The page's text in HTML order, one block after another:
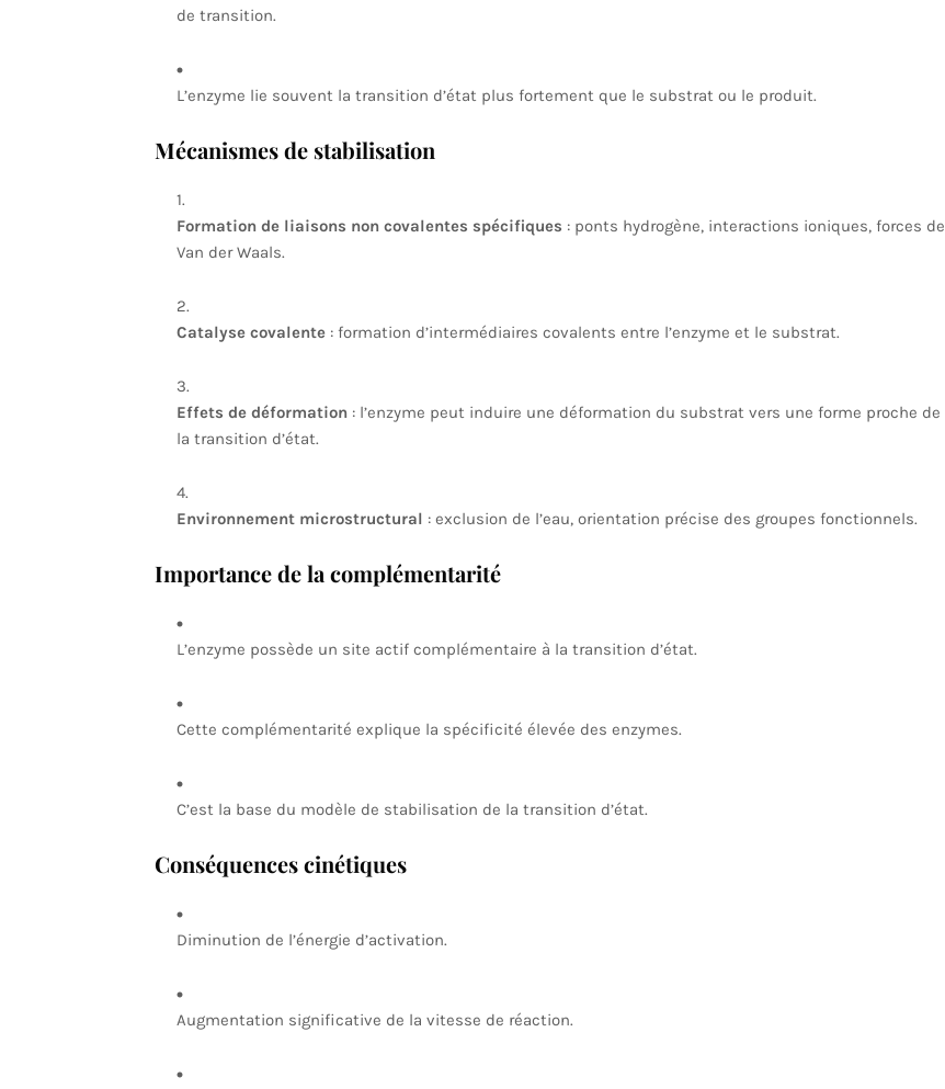
de transition.
L’enzyme lie souvent la transition d’état plus fortement que le substrat ou le produit.
Mécanismes de stabilisation
Formation de liaisons non covalentes spécifiques : ponts hydrogène, interactions ioniques, forces de
Van der Waals.
Catalyse covalente: formation d’intermédiaires covalents entre l’enzyme et le substrat.
Effets de déformation: l’enzyme peut induire une déformation du substrat vers une forme proche de
la transition d’état.
Environnement microstructural : exclusion de l’eau, orientation précise des groupes fonctionnels.
Importance de la complémentarité
L’enzyme possède un site actif complémentaire à la transition d’état.
Cette complémentarité explique la spécificité élevée des enzymes.
C’est la base du modèle de stabilisation de la transition d’état.
Conséquences cinétiques
Diminution de l’énergie d’activation.
Augmentation significative de la vitesse de réaction.